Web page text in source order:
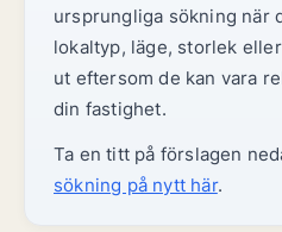
ursprungliga sökning när
lokaltyp, läge, storlek
ut eftersom de kan vara
din fastighet.
Ta en titt på förslagen
sökning på nytt här.